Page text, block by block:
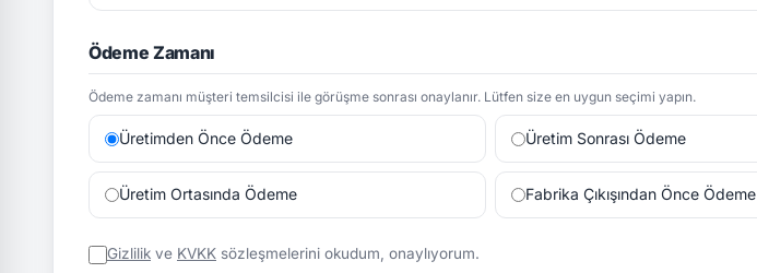
Ödeme Zamanı
Ödeme zamanı müşteri temsilcisi ile görüşme sonrası onaylanır. Lütfen size en uygun seçimi yapın.
Üretimden Önce Ödeme Üretim Sonrası Ödeme
Üretim Ortasında Ödeme Fabrika Çıkışından Önce Ödeme
Gizlilik ve KVKK sözleşmelerini okudum, onaylıyorum.